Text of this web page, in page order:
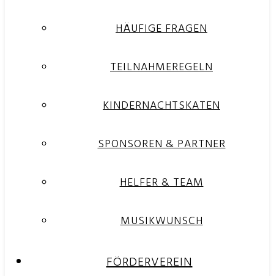
HÄUFIGE FRAGEN
TEILNAHMEREGELN
KINDERNACHTSKATEN
SPONSOREN & PARTNER
HELFER & TEAM
MUSIKWUNSCH
FÖRDERVEREIN